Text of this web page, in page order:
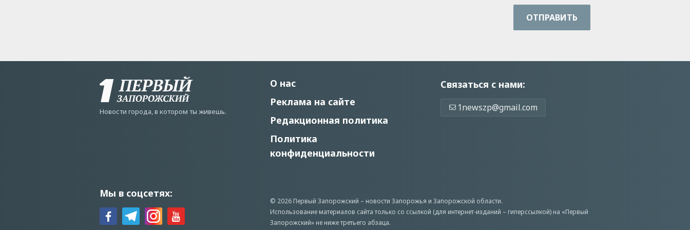
ОТПРАВИТЬ
Новости города, в котором ты живешь.
О нас
Реклама на сайте
Редакционная политика
Политика
конфиденциальности
Связаться с нами:
1newszp@gmail.com
Мы в соцсетях:
© 2026 Первый Запорожский – новости Запорожья и Запорожской области.
Использование материалов сайта только со ссылкой (для интернет-изданий – гиперссылкой) на «Первый
Запорожский» не ниже третьего абзаца.